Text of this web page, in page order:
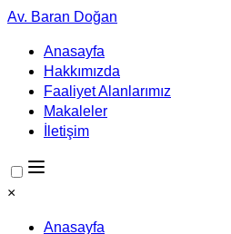
Av. Baran Doğan
Anasayfa
Hakkımızda
Faaliyet Alanlarımız
Makaleler
İletişim
×
Anasayfa